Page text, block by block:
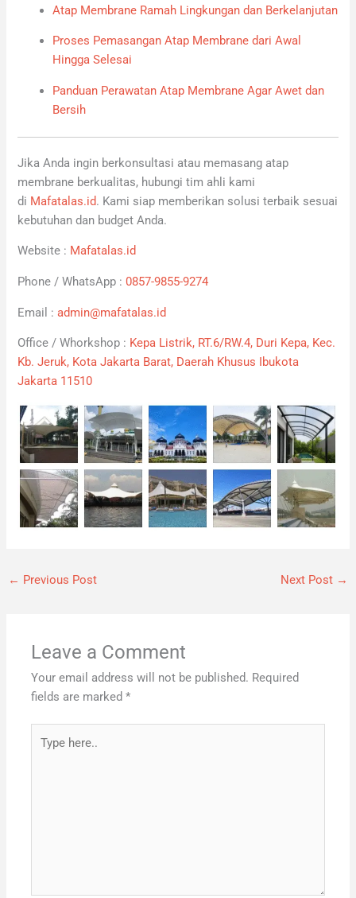
Atap Membrane Ramah Lingkungan dan Berkelanjutan
Proses Pemasangan Atap Membrane dari Awal
Hingga Selesai
Panduan Perawatan Atap Membrane Agar Awet dan
Bersih
Jika Anda ingin berkonsultasi atau memasang atap
membrane berkualitas, hubungi tim ahli kami
di Mafatalas.id. Kami siap memberikan solusi terbaik sesuai
kebutuhan dan budget Anda.
Website : Mafatalas.id
Phone / WhatsApp :0857-9855-9274
Email :admin@mafatalas.id
Office / Whorkshop : Kepa Listrik, RT.6/RW.4, Duri Kepa, Kec.
Kb. Jeruk, Kota Jakarta Barat, Daerah Khusus Ibukota
Jakarta 11510
← Previous Post Next Post →
Leave a Comment
Your email address will not be published. Required
fields are marked*
here..